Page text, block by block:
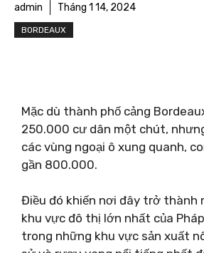
admin Tháng 1 14, 2024
BORDEAUX
Mặc dù thành phố cảng
250.000 cư dân một chút,
các vùng ngoại ô xung quanh,
gần 800.000.
Điều đó khiến nơi đây trở thành
khu vực đô thị lớn nhất của
trong những khu vực sản xuất